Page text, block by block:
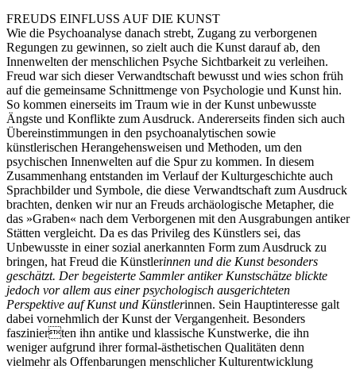
Buchbesprechungen von Harald Schwiers
Haralds Streifzüge
Hörtipps von Harald Schwiers
Kunstausflüge mit Sigrid Balke
Marc Peschke – Out of The Länd
Buchtipps von Uli Rothfuss
Hausbesuche
Frederick D. Bunsen – Kunst
Bildergeschichten von Jürgen Linde und Dietmar
Zankel
Kunsttheorie: Kunstführer und Flugschwein
Kunst geht weiter.
FREUDS EINFLUSS AUF DIE KUNST
Wie die Psychoanalyse danach strebt, Zugang zu verborgenen
Regungen zu gewinnen, so zielt auch die Kunst darauf ab, den
Innenwelten der menschlichen Psyche Sichtbarkeit zu verleihen.
Freud war sich dieser Verwandtschaft bewusst und wies schon früh
auf die gemeinsame Schnittmenge von Psychologie und Kunst hin.
So kommen einerseits im Traum wie in der Kunst unbewusste
Ängste und Konflikte zum Ausdruck. Andererseits finden sich auch
Übereinstimmungen in den psychoanalytischen sowie
künstlerischen Herangehensweisen und Methoden, um den
psychischen Innenwelten auf die Spur zu kommen. In diesem
Zusammenhang entstanden im Verlauf der Kulturgeschichte auch
Sprachbilder und Symbole, die diese Verwandtschaft zum Ausdruck
brachten, denken wir nur an Freuds archäologische Metapher, die
das »Graben« nach dem Verborgenen mit den Ausgrabungen antiker
Stätten vergleicht. Da es das Privileg des Künstlers sei, das
Unbewusste in einer sozial anerkannten Form zum Ausdruck zu
bringen, hat Freud die Künstlerinnen und die Kunst besonders
geschätzt. Der begeisterte Sammler antiker Kunstschätze blickte
jedoch vor allem aus einer psychologisch ausgerichteten
Perspektive auf Kunst und Künstlerinnen. Sein Hauptinteresse galt
dabei vornehmlich der Kunst der Vergangenheit. Besonders
faszinierten ihn antike und klassische Kunstwerke, die ihn
weniger aufgrund ihrer formal-ästhetischen Qualitäten denn
vielmehr als Offenbarungen menschlicher Kulturentwicklung